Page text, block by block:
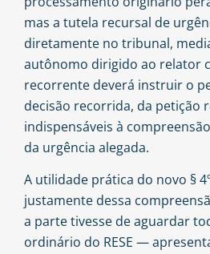
mas a tutela recursal de
diretamente no tribunal,
autônomo dirigido ao relator
recorrente deverá instruir o
decisão recorrida, da petição
indispensáveis à
da urgência alegada.
A utilidade prática do novo §
justamente dessa
a parte tivesse de aguardar
ordinário do RESE —